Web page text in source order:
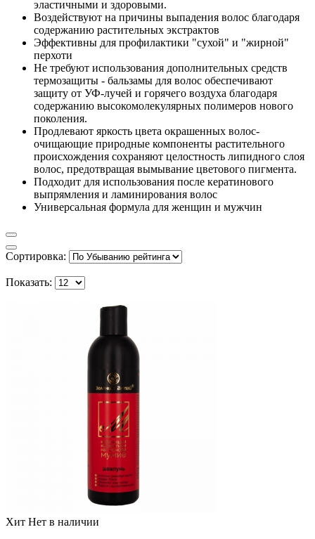
эластичными и здоровыми.
Воздействуют на причины выпадения волос благодаря
содержанию растительных экстрактов
Эффективны для профилактики "сухой" и "жирной"
перхоти
Не требуют использования дополнительных средств
термозащиты - бальзамы для волос обеспечивают
защиту от УФ-лучей и горячего воздуха благодаря
содержанию высокомолекулярных полимеров нового
поколения.
Продлевают яркость цвета окрашенных волос-
очищающие природные компоненты растительного
происхождения сохраняют целостность липидного слоя
волос, предотвращая вымывание цветового пигмента.
Подходит для использования после кератинового
выпрямления и ламинирования волос
Универсальная формула для женщин и мужчин
Сортировка:
Показать:
Хит Нет в наличии